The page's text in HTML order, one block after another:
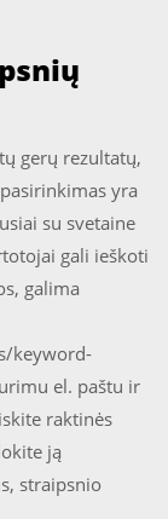
gerų rezultatų,
yra
su svetaine
gali ieškoti
galima
keyword-
el. paštu ir
raktinės
ją
straipsnio